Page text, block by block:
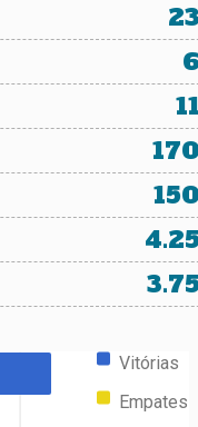
Vitórias
Empates